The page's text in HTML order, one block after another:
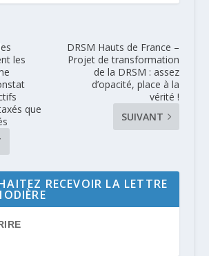
les
que
DRSM Hauts de France –
Projet de transformation
de la DRSM : assez
d’opacité, place à la
vérité !
SUIVANT
RECEVOIR LA LETTRE